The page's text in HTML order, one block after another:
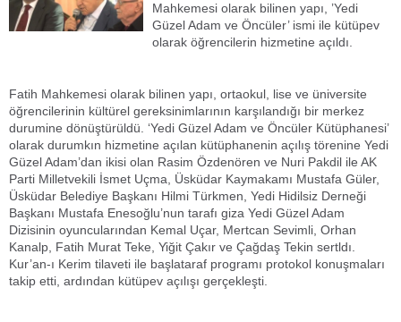
Mahkemesi olarak bilinen yapı, ’Yedi
Güzel Adam ve Öncüler’ ismi ile kütüpev
olarak öğrencilerin hizmetine açıldı.
Fatih Mahkemesi olarak bilinen yapı, ortaokul, lise ve üniversite
öğrencilerinin kültürel gereksinimlarının karşılandığı bir merkez
durumine dönüştürüldü. ‘Yedi Güzel Adam ve Öncüler Kütüphanesi’
olarak durumkın hizmetine açılan kütüphanenin açılış törenine Yedi
Güzel Adam’dan ikisi olan Rasim Özdenören ve Nuri Pakdil ile AK
Parti Milletvekili İsmet Uçma, Üsküdar Kaymakamı Mustafa Güler,
Üsküdar Belediye Başkanı Hilmi Türkmen, Yedi Hidilsiz Derneği
Başkanı Mustafa Enesoğlu’nun tarafı giza Yedi Güzel Adam
Dizisinin oyuncularından Kemal Uçar, Mertcan Sevimli, Orhan
Kanalp, Fatih Murat Teke, Yiğit Çakır ve Çağdaş Tekin sertldı.
Kur’an-ı Kerim tilaveti ile başlataraf programı protokol konuşmaları
takip etti, ardından kütüpev açılışı gerçekleşti.